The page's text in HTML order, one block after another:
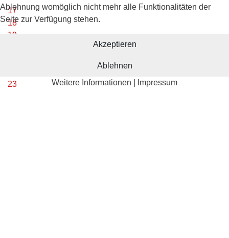
17
18
19
23
Ablehnung womöglich nicht mehr alle Funktionalitäten der
Seite zur Verfügung stehen.
Akzeptieren
Ablehnen
Weitere Informationen
Impressum